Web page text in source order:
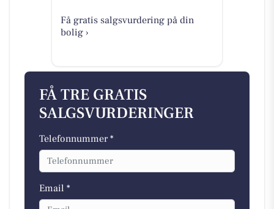
Få gratis salgsvurdering på din
bolig ›
FÅ TRE GRATIS
SALGSVURDERINGER
Telefonnummer *
Email *